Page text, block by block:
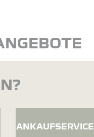
ANKAUFSERVICE